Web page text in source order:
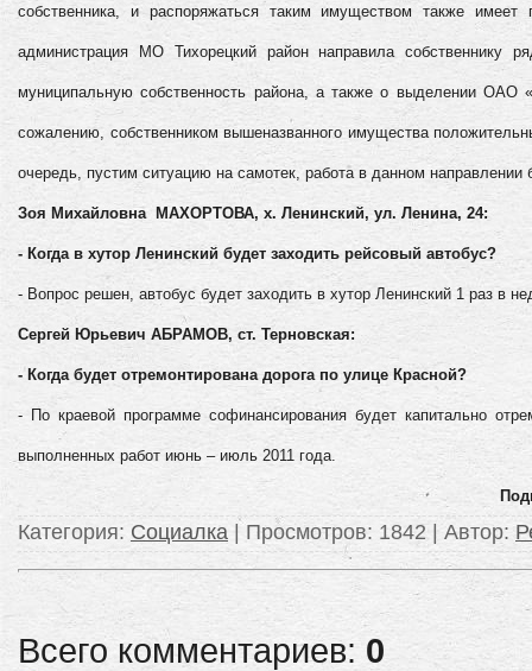
собственника, и распоряжаться таким имуществом также
администрация МО Тихорецкий район направила собственнику
муниципальную собственность района, а также о выделении ОАО
сожалению, собственником вышеназванного имущества
очередь, пустим ситуацию на самотек, работа в данном направлении
Зоя Михайловна МАХОРТОВА, х. Ленинский, ул. Ленина, 24:
- Когда в хутор Ленинский будет заходить рейсовый автобус?
- Вопрос решен, автобус будет заходить в хутор Ленинский 1 раз в
Сергей Юрьевич АБРАМОВ, ст. Терновская:
- Когда будет отремонтирована дорога по улице Красной?
- По краевой программе софинансирования будет капитально
выполненных работ июнь – июль 2011 года.
Категория: Социалка |Просмотров: 1842 | Автор:
Всего комментариев: 0